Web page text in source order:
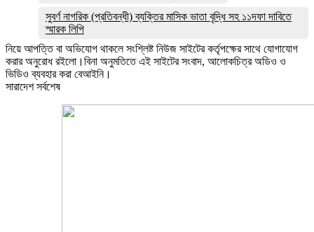
সুবর্ণ নাগরিক (প্রতিবন্ধী) ব্যক্তির মাসিক ভাতা বৃদ্ধি সহ ১১দফা দাবিতে
স্মারক লিপি
নিয়ে আপত্তি বা অভিযোগ থাকলে সংশ্লিষ্ট নিউজ সাইটের কর্তৃপক্ষের সাথে যোগাযোগ
করার অনুরোধ রইলো।বিনা অনুমতিতে এই সাইটের সংবাদ, আলোকচিত্র অডিও ও
ভিডিও ব্যবহার করা বেআইনি।
সারাদেশ সর্বশেষ